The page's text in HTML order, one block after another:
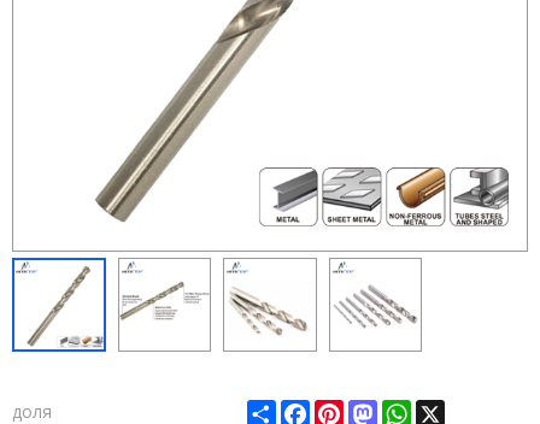
доля ShareFacebook
PinterestMastodonWhatsApp
X